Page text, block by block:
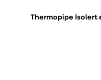
Thermopipe Isolert